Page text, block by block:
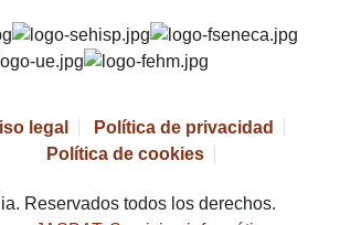
legal
Política de privacidad
Política de cookies
Reservados todos los derechos.